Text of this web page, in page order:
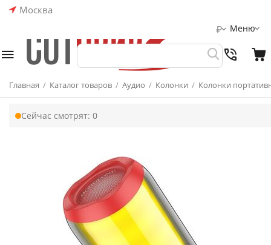
Москва
Меню
₽
Главная / Каталог товаров / Аудио / Колонки / Колонки
Сейчас смотрят: 0